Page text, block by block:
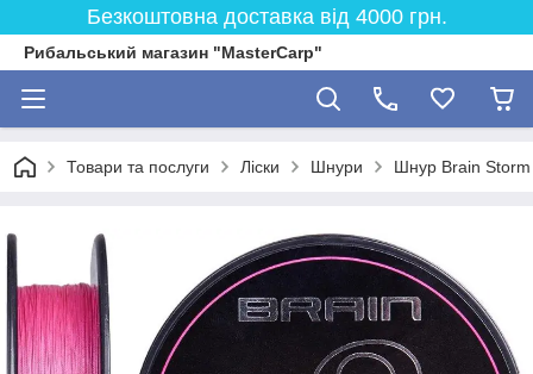
Безкоштовна доставка від 4000 грн.
Рибальський магазин "MasterCarp"
Товари та послуги Ліски Шнури Шнур Brain